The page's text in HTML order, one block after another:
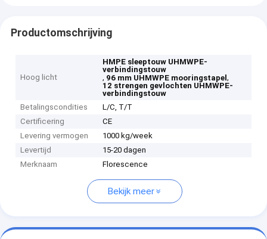
Productomschrijving
Hoog licht
HMPE sleeptouw UHMWPE-
verbindingstouw
, 96 mm UHMWPE mooringstapel,
12 strengen gevlochten UHMWPE-
verbindingstouw
Betalingscondities
L/C, T/T
Certificering
CE
Levering vermogen
1000 kg/week
Levertijd
15-20 dagen
Merknaam
Florescence
Bekijk meer